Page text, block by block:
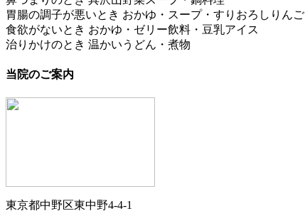
胃腸の調子が悪いとき おかゆ・スープ・すりおろしりんご
食欲がないとき おかゆ・ゼリー飲料・豆乳アイス
治りかけのとき 温かいうどん・煮物
当院のご案内
東京都中野区東中野4-4-1